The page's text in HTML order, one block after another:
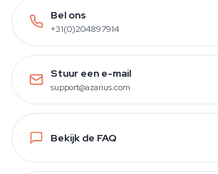
Bel ons
+31(0)204897914
Stuur een e-mail
support@azarius.com
Bekijk de FAQ